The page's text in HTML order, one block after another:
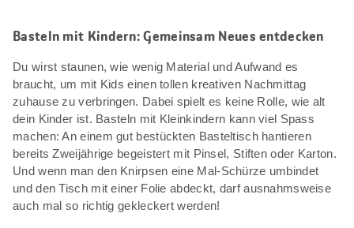
Basteln mit Kindern: Gemeinsam Neues entdecken
Du wirst staunen, wie wenig Material und Aufwand es
braucht, um mit Kids einen tollen kreativen Nachmittag
zuhause zu verbringen. Dabei spielt es keine Rolle, wie alt
dein Kinder ist. Basteln mit Kleinkindern kann viel Spass
machen: An einem gut bestückten Basteltisch hantieren
bereits Zweijährige begeistert mit Pinsel, Stiften oder Karton.
Und wenn man den Knirpsen eine Mal-Schürze umbindet
und den Tisch mit einer Folie abdeckt, darf ausnahmsweise
auch mal so richtig gekleckert werden!